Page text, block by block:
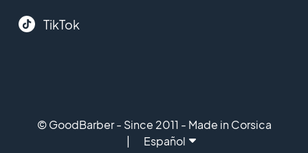
TikTok
© GoodBarber - Since 2011 - Made in Corsica
Español